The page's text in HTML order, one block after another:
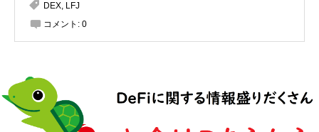
DEX, LFJ
コメント: 0